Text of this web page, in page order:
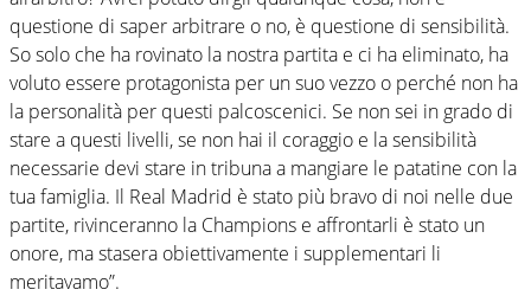
questione di saper arbitrare o no, è questione di sensibilità.
So solo che ha rovinato la nostra partita e ci ha eliminato, ha
voluto essere protagonista per un suo vezzo o perché non ha
la personalità per questi palcoscenici. Se non sei in grado di
stare a questi livelli, se non hai il coraggio e la sensibilità
necessarie devi stare in tribuna a mangiare le patatine con la
tua famiglia. Il Real Madrid è stato più bravo di noi nelle due
partite, rivinceranno la Champions e affrontarli è stato un
onore, ma stasera obiettivamente i supplementari li
meritavamo”.